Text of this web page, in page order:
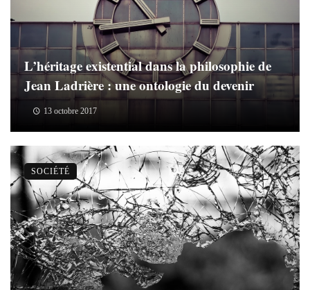
L’héritage existential dans la philosophie de
Jean Ladrière : une ontologie du devenir
13 octobre 2017
SOCIÉTÉ